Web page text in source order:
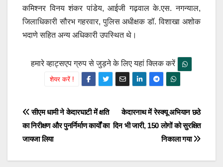
कमिश्नर विनय शंकर पांडेय, आईजी गढ़वाल के.एस. नगन्याल,
जिलाधिकारी सौरभ गहरवार, पुलिस अधीक्षक डॉ. विशाखा अशोक
भदाणे सहित अन्य अधिकारी उपस्थित थे।
हमारे व्हाट्सएप ग्रुप से जुड़ने के लिए यहां क्लिक करें
शेयर करें !
Post
navigation
केदारनाथ में रेस्क्यू अभियान छठे
दिन भी जारी, 150 लोगों को सुरक्षित
निकाला गया
सीएम धामी ने केदारघाटी में क्षति
का निरीक्षण और पुनर्निर्माण कार्यों का
जायजा लिया